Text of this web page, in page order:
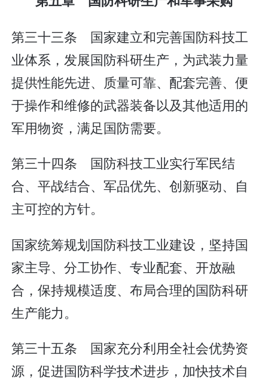
第三十三条 国家建立和完善国防科技工
业体系，发展国防科研生产，为武装力量
提供性能先进、质量可靠、配套完善、便
于操作和维修的武器装备以及其他适用的
军用物资，满足国防需要。
第三十四条 国防科技工业实行军民结
合、平战结合、军品优先、创新驱动、自
主可控的方针。
国家统筹规划国防科技工业建设，坚持国
家主导、分工协作、专业配套、开放融
合，保持规模适度、布局合理的国防科研
生产能力。
第三十五条 国家充分利用全社会优势资
源，促进国防科学技术进步，加快技术自